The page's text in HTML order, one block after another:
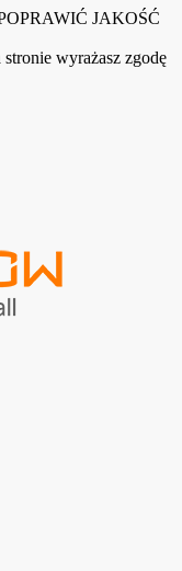
JAKOŚĆ
wyrażasz zgodę